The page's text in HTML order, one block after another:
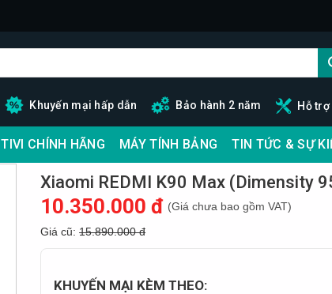
Khuyến mại hấp dẫn Bảo hành 2 năm Hỗ
TIVI CHÍNH HÃNG MÁY TÍNH BẢNG TIN TỨC & SỰ
Xiaomi REDMI K90 Max (Dimensity
10.350.000 đ (Giá chưa bao gồm VAT)
Giá cũ:15.890.000 đ
KHUYẾN MẠI KÈM THEO: